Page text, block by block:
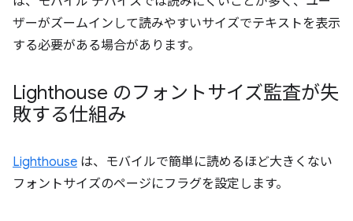
ザーがズームインして読みやすいサイズでテキストを表示
する必要がある場合があります。
Lighthouse のフォントサイズ監査が失
敗する仕組み
Lighthouse は、モバイルで簡単に読めるほど大きくない
フォントサイズのページにフラグを設定します。